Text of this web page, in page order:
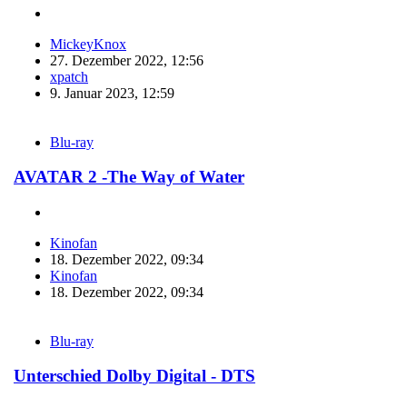
MickeyKnox
27. Dezember 2022, 12:56
xpatch
9. Januar 2023, 12:59
Blu-ray
AVATAR 2 -The Way of Water
Kinofan
18. Dezember 2022, 09:34
Kinofan
18. Dezember 2022, 09:34
Blu-ray
Unterschied Dolby Digital - DTS